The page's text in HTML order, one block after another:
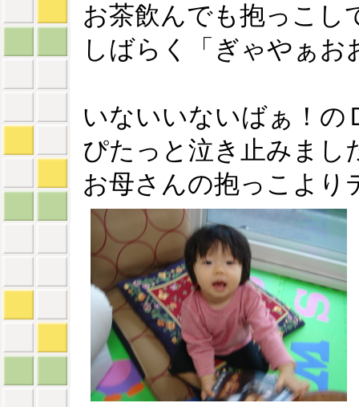
お茶飲んでも抱っこし
しばらく「ぎゃやぁお
いないいないばぁ！の
ぴたっと泣き止みまし
お母さんの抱っこより